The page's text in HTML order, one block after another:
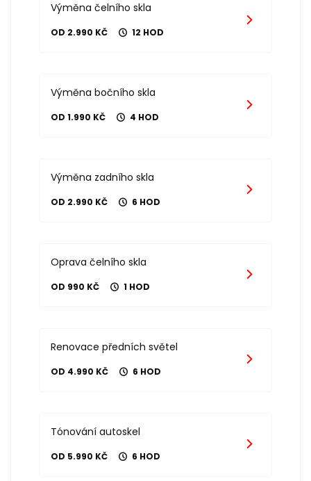
Výměna čelního skla
OD 2.990 KČ 12 HOD
Výměna bočního skla
OD 1.990 KČ 4 HOD
Výměna zadního skla
OD 2.990 KČ 6 HOD
Oprava čelního skla
OD 990 KČ 1 HOD
Renovace předních světel
OD 4.990 KČ 6 HOD
Tónování autoskel
OD 5.990 KČ 6 HOD